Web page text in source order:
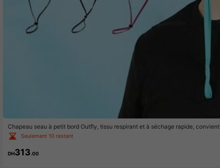
Chapeau seau à petit bord Outfly, tissu respirant et à séchage rapide,
es, la pêche, le port quotidien et décontracté
Seulement 10 restant
DH313.00